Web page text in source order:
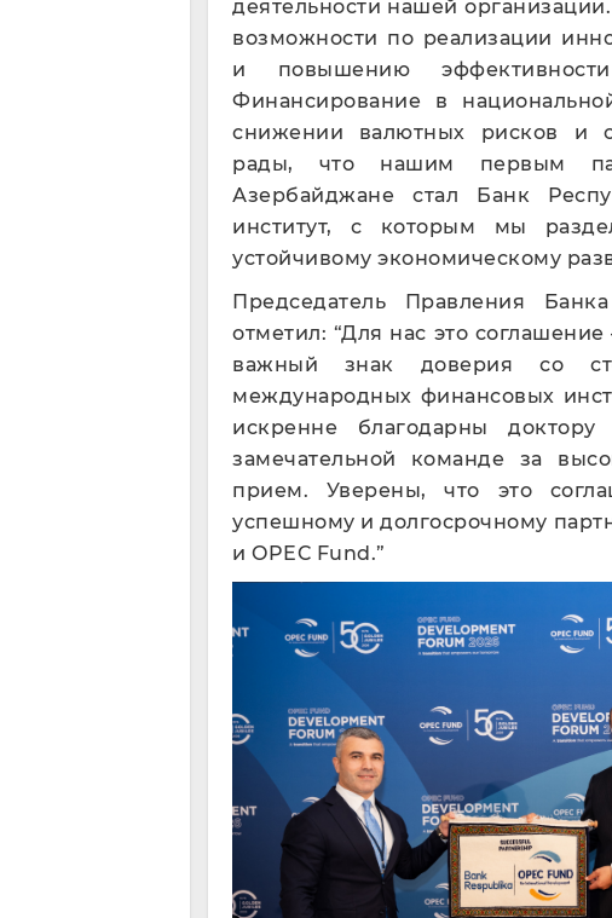
деятельности нашей
возможности по реализации
и повышению
Финансирование в
снижении валютных рисков и
рады, что нашим первым
Азербайджане стал Банк
институт, с которым мы
устойчивому экономическому
Председатель Правления
отметил: “Для нас это
важный знак доверия со
международных финансовых
искренне благодарны
замечательной команде за
прием. Уверены, что это
успешному и долгосрочному
и OPEC Fund.”